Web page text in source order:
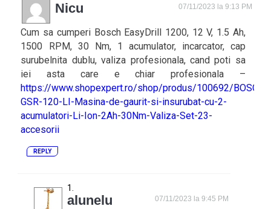
Nicu 07/11/2023 la 9:13 PM
Cum sa cumperi Bosch EasyDrill 1200, 12 V, 1.5 Ah,
1500 RPM, 30 Nm, 1 acumulator, incarcator, cap
surubelnita dublu, valiza profesionala, cand poti sa
iei asta care e chiar profesionala –
https://www.shopexpert.ro/shop/produs/100692/BOSCH-
GSR-120-LI-Masina-de-gaurit-si-insurubat-cu-2-
acumulatori-Li-Ion-2Ah-30Nm-Valiza-Set-23-
accesorii
REPLY
alunelu 07/11/2023 la 9:45 PM